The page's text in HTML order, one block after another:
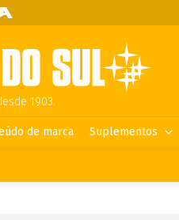
1903.
de marca Suplementos